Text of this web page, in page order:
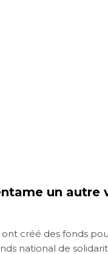
un
ont créé des fonds
national de